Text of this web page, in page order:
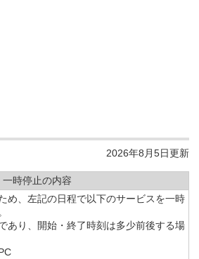
2026年8月5日更新
一時停止の内容
め、左記の日程で以下のサービスを一時
あり、開始・終了時刻は多少前後する場